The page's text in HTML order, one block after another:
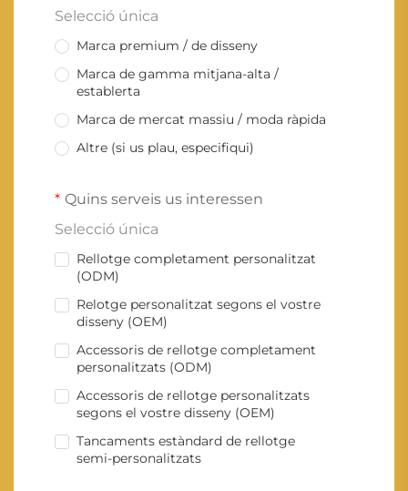
Selecció única
Marca premium / de disseny
Marca de gamma mitjana-alta /
establerta
Marca de mercat massiu / moda ràpida
Altre (si us plau, especifiqui)
Quins serveis us interessen
Selecció única
Rellotge completament personalitzat
(ODM)
Relotge personalitzat segons el vostre
disseny (OEM)
Accessoris de rellotge completament
personalitzats (ODM)
Accessoris de rellotge personalitzats
segons el vostre disseny (OEM)
Tancaments estàndard de rellotge
semi-personalitzats